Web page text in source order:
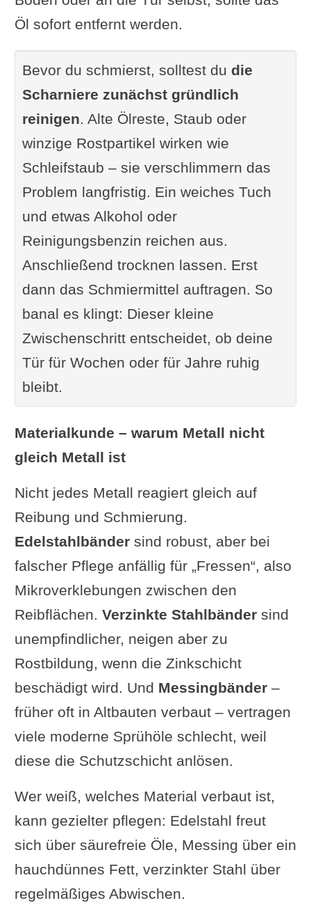
Öl sofort entfernt werden.
Bevor du schmierst, solltest du die
Scharniere zunächst gründlich
reinigen. Alte Ölreste, Staub oder
winzige Rostpartikel wirken wie
Schleifstaub – sie verschlimmern das
Problem langfristig. Ein weiches Tuch
und etwas Alkohol oder
Reinigungsbenzin reichen aus.
Anschließend trocknen lassen. Erst
dann das Schmiermittel auftragen. So
banal es klingt: Dieser kleine
Zwischenschritt entscheidet, ob deine
Tür für Wochen oder für Jahre ruhig
bleibt.
Materialkunde – warum Metall nicht
gleich Metall ist
Nicht jedes Metall reagiert gleich auf
Reibung und Schmierung.
Edelstahlbändersind robust, aber bei
falscher Pflege anfällig für „Fressen“, also
Mikroverklebungen zwischen den
Reibflächen. Verzinkte Stahlbändersind
unempfindlicher, neigen aber zu
Rostbildung, wenn die Zinkschicht
beschädigt wird. Und Messingbänder–
früher oft in Altbauten verbaut – vertragen
viele moderne Sprühöle schlecht, weil
diese die Schutzschicht anlösen.
Wer weiß, welches Material verbaut ist,
kann gezielter pflegen: Edelstahl freut
sich über säurefreie Öle, Messing über ein
hauchdünnes Fett, verzinkter Stahl über
regelmäßiges Abwischen.